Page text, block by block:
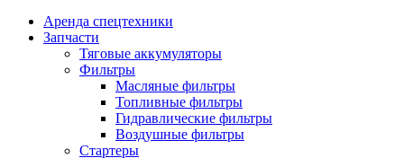
Аренда спецтехники
Запчасти
Тяговые аккумуляторы
Фильтры
Масляные фильтры
Топливные фильтры
Гидравлические фильтры
Воздушные фильтры
Стартеры